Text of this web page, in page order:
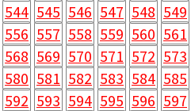
544 545 546 547 548 549
556 557 558 559 560 561
568 569 570 571 572 573
580 581 582 583 584 585
592 593 594 595 596 597